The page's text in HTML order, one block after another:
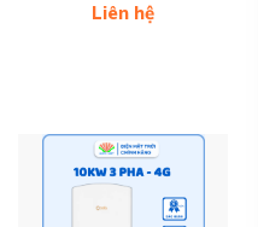
Liên hệ